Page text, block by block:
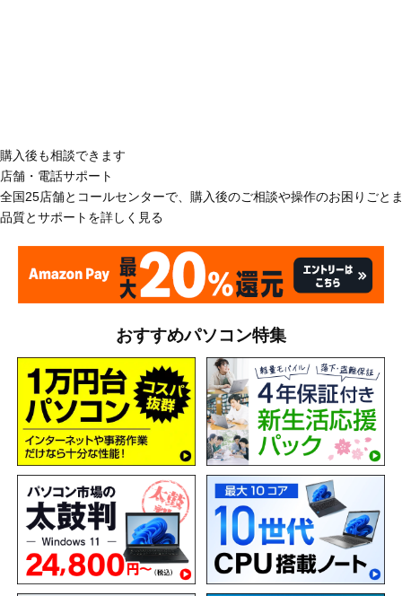
購入後も相談できます
店舗・電話サポート
全国25店舗とコールセンターで、購入後のご相談や操作のお困りごと
品質とサポートを詳しく見る
おすすめパソコン特集